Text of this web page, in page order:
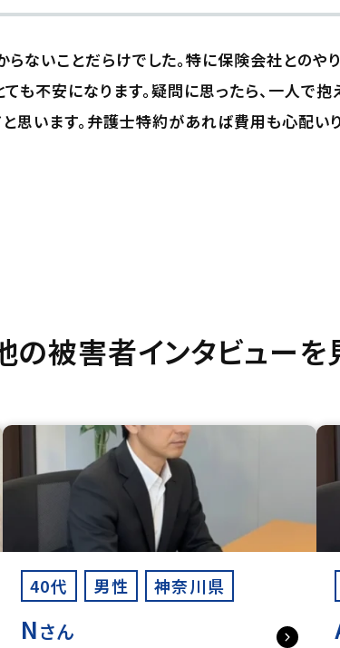
らないことだらけでした。特に保険会社とのや
ても不安になります。疑問に思ったら、一人で
思います。弁護士特約があれば費用も心配い
の被害者インタビューを
40代 男性 神奈川県
Nさん